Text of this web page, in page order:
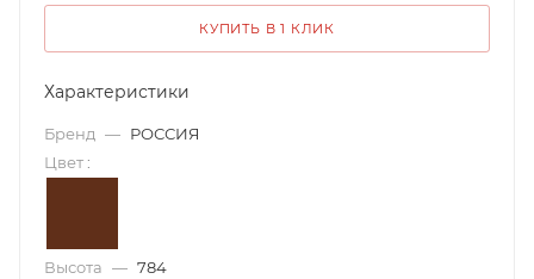
КУПИТЬ В 1 КЛИК
Характеристики
Бренд — РОССИЯ
Цвет :
Высота — 784